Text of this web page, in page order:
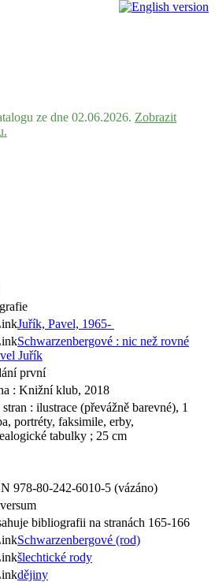
ze dne 02.06.2026. Zobrazit
Juřík, Pavel, 1965-
Schwarzenbergové : nic než rovné
Juřík
první
: Knižní klub, 2018
stran : ilustrace (převážně barevné), 1
portréty, faksimile, erby,
tabulky ; 25 cm
978-80-242-6010-5 (vázáno)
bibliografii na stranách 165-166
Schwarzenbergové (rod)
šlechtické rody
dějiny